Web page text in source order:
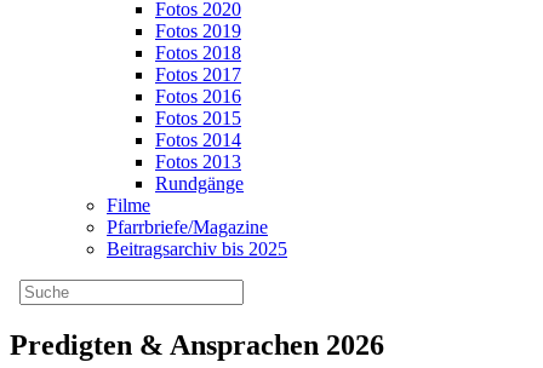
Fotos 2020
Fotos 2019
Fotos 2018
Fotos 2017
Fotos 2016
Fotos 2015
Fotos 2014
Fotos 2013
Rundgänge
Filme
Pfarrbriefe/Magazine
Beitragsarchiv bis 2025
Predigten & Ansprachen 2026